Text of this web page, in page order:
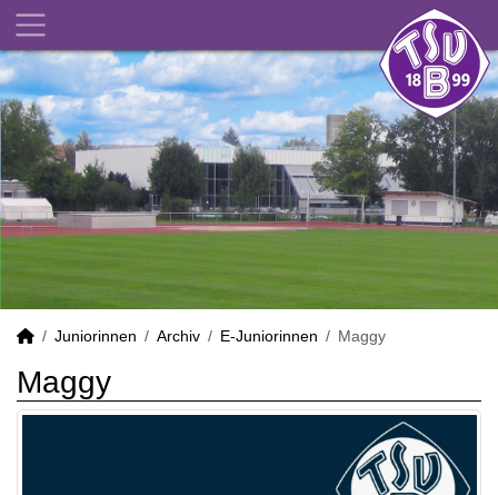
Juniorinnen Archiv E-Juniorinnen Maggy
Maggy